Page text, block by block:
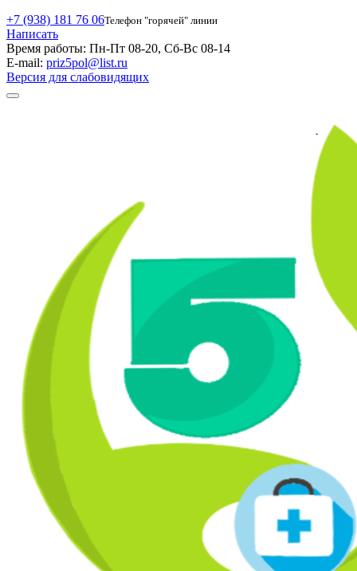
+7 (938) 181 76 06Телефон "горячей" линии
Написать
Время работы: Пн-Пт 08-20, Сб-Вс 08-14
E-mail: priz5pol@list.ru
Версия для слабовидящих